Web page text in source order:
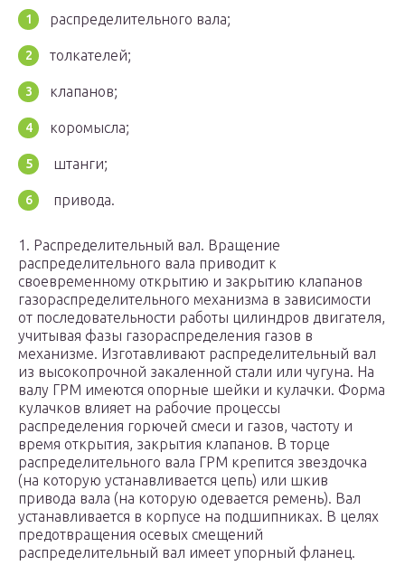
распределительного вала;
толкателей;
клапанов;
коромысла;
штанги;
привода.
1. Распределительный вал. Вращение
распределительного вала приводит к
своевременному открытию и закрытию клапанов
газораспределительного механизма в зависимости
от последовательности работы цилиндров двигателя,
учитывая фазы газораспределения газов в
механизме. Изготавливают распределительный вал
из высокопрочной закаленной стали или чугуна. На
валу ГРМ имеются опорные шейки и кулачки. Форма
кулачков влияет на рабочие процессы
распределения горючей смеси и газов, частоту и
время открытия, закрытия клапанов. В торце
распределительного вала ГРМ крепится звездочка
(на которую устанавливается цепь) или шкив
привода вала (на которую одевается ремень). Вал
устанавливается в корпусе на подшипниках. В целях
предотвращения осевых смещений
распределительный вал имеет упорный фланец.